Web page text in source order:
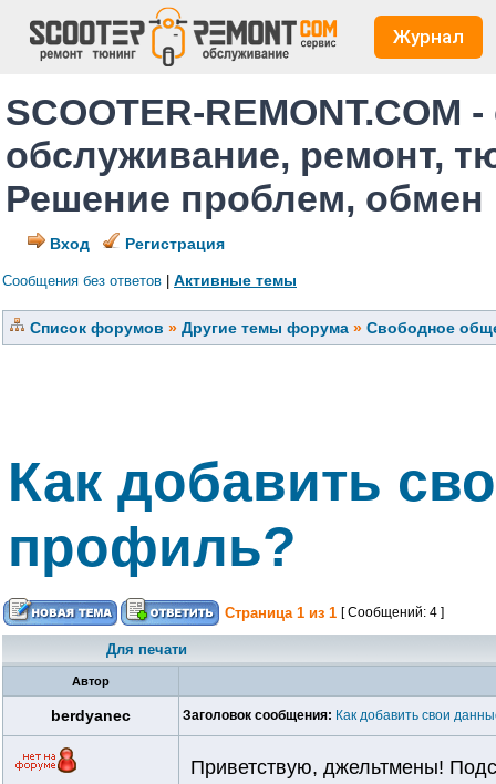
Журнал
SCOOTER-REMONT.COM
обслуживание, ремонт,
Решение проблем,
Вход Регистрация
Сообщения без ответов Активные темы
Список форумов » Другие темы форума » Свободное
Как добавить
профиль?
Страница 1 из 1 [ Сообщений: 4 ]
Для печати
Автор
berdyanec Заголовок сообщения: Как добавить свои
Приветствую, джельтмены!